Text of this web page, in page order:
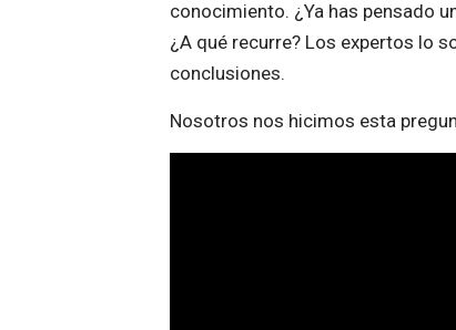
conocimiento. ¿Ya has pensado
¿A qué recurre? Los expertos lo
conclusiones.
Nosotros nos hicimos esta